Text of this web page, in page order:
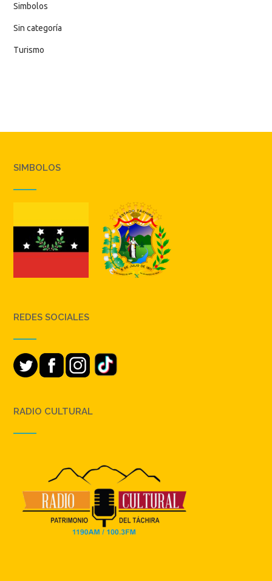
Simbolos
Sin categoría
Turismo
SIMBOLOS
REDES SOCIALES
RADIO CULTURAL